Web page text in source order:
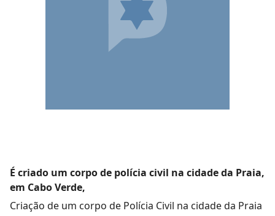
É criado um corpo de polícia civil na cidade da Praia,
em Cabo Verde,
Criação de um corpo de Polícia Civil na cidade da Praia